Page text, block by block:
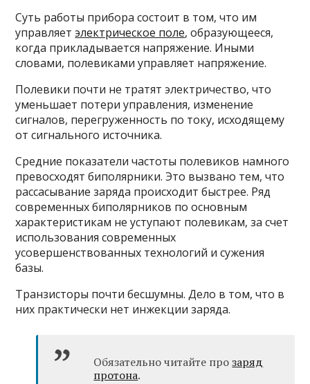
Суть работы прибора состоит в том, что им
управляетэлектрическое поле, образующееся,
когда прикладывается напряжение. Иными
словами, полевиками управляет напряжение.
Полевики почти не тратят электричество, что
уменьшает потери управления, изменение
сигналов, перегруженность по току, исходящему
от сигнального источника.
Средние показатели частоты полевиков намного
превосходят биполярники. Это вызвано тем, что
рассасывание заряда происходит быстрее. Ряд
современных биполярников по основным
характеристикам не уступают полевикам, за счет
использования современных
усовершенствованных технологий и сужения
базы.
Транзисторы почти бесшумны. Дело в том, что в
них практически нет инжекции заряда.
Обязательно читайте прозаряд
протона.